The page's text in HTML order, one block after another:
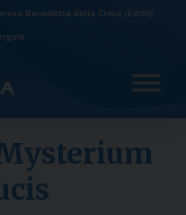
Benedetta della Croce (Edith)